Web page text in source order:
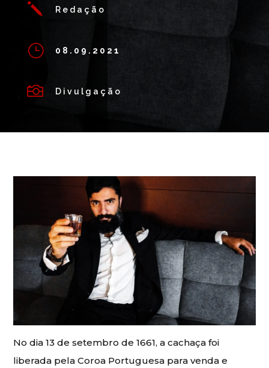
j Redação
} 08.09.2021
 Divulgação
No dia 13 de setembro de 1661, a cachaça foi
liberada pela Coroa Portuguesa para venda e